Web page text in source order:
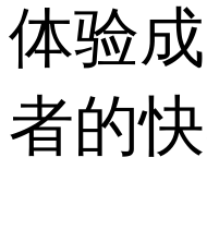
体验
者的快